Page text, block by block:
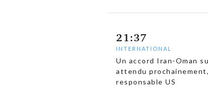
21:37
INTERNATIONAL
Un accord Iran-Oman
attendu
responsable US